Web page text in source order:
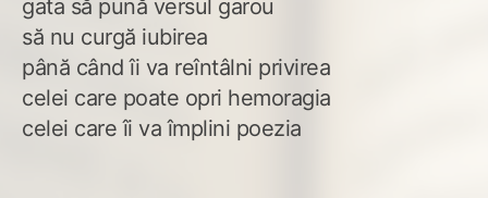
gata să pună versul garou
să nu curgă iubirea
până când îi va reîntâlni privirea
celei care poate opri hemoragia
celei care îi va împlini poezia